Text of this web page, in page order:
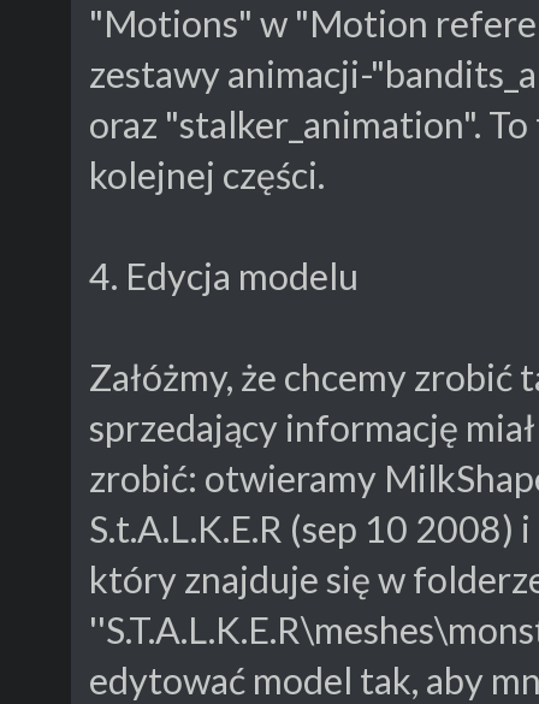
"Motions" w "Motion
zestawy animacji-
oraz "stalker_animation".
kolejnej części.
4. Edycja modelu
Załóżmy, że chcemy zrobić
sprzedający informację
zrobić: otwieramy
S.t.A.L.K.E.R (sep 10
który znajduje się w
edytować model tak, aby